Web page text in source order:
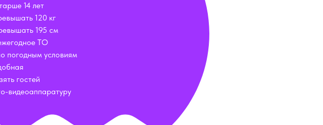
14 лет
120 кг
195 см
ТО
погодным условиям
гостей
видеоаппаратуру